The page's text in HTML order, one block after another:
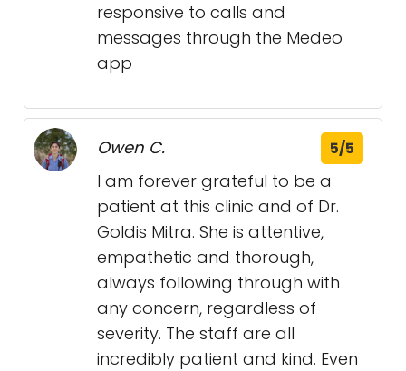
responsive to calls and
messages through the Medeo
app
Owen C. 5/5
I am forever grateful to be a
patient at this clinic and of Dr.
Goldis Mitra. She is attentive,
empathetic and thorough,
always following through with
any concern, regardless of
severity. The staff are all
incredibly patient and kind. Even